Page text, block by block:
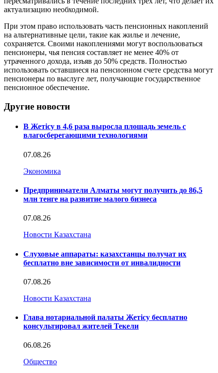
актуализацию необходимой.
При этом право использовать часть пенсионных накоплений
на альтернативные цели, такие как жилье и лечение,
сохраняется. Своими накоплениями могут воспользоваться
пенсионеры, чья пенсия составляет не менее 40% от
утраченного дохода, изъяв до 50% средств. Полностью
использовать оставшиеся на пенсионном счете средства могут
пенсионеры по выслуге лет, получающие государственное
пенсионное обеспечение.
Другие новости
В Жетісу в 4,6 раза выросла площадь земель с
влагосберегающими технологиями
07.08.26
Экономика
Предприниматели Алматы могут получить до 86,5
млн тенге на развитие малого бизнеса
07.08.26
Новости Казахстана
Слуховые аппараты: казахстанцы получат их
бесплатно вне зависимости от инвалидности
07.08.26
Новости Казахстана
Глава нотариальной палаты Жетісу бесплатно
консультировал жителей Текели
06.08.26
Общество